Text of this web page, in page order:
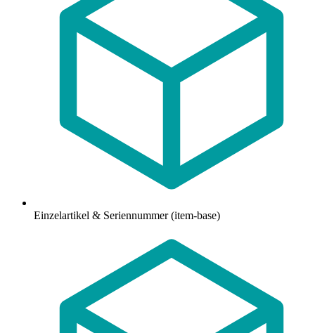
Einzelartikel & Seriennummer (item-base)